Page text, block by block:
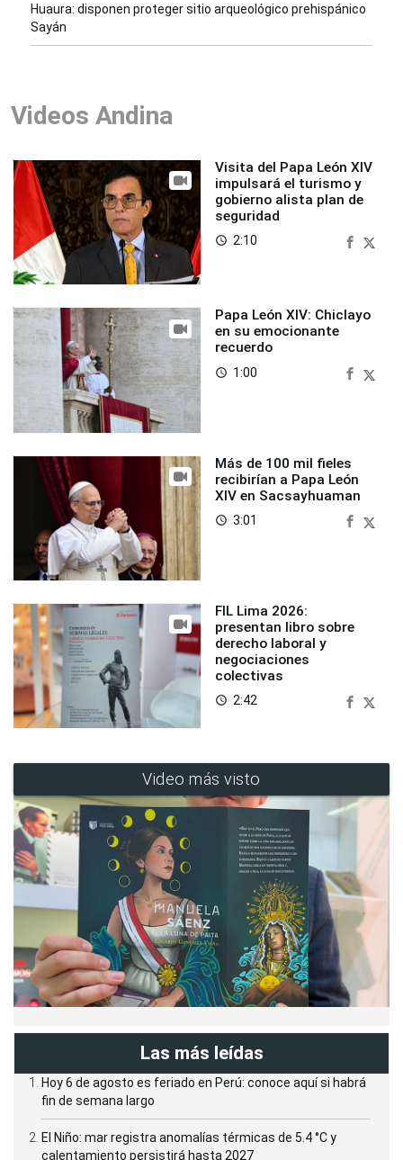
Huaura: disponen proteger sitio arqueológico prehispánico
Sayán
Videos Andina
Visita del Papa León XIV
impulsará el turismo y
gobierno alista plan de
seguridad
access_time 2:10
Papa León XIV: Chiclayo
en su emocionante
recuerdo
access_time 1:00
Más de 100 mil fieles
recibirían a Papa León
XIV en Sacsayhuaman
access_time 3:01
FIL Lima 2026:
presentan libro sobre
derecho laboral y
negociaciones
colectivas
access_time 2:42
Video más visto
Las más leídas
Hoy 6 de agosto es feriado en Perú: conoce aquí si habrá
fin de semana largo
El Niño: mar registra anomalías térmicas de 5.4 °C y
calentamiento persistirá hasta 2027